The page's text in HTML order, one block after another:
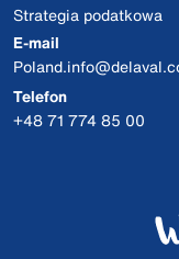
Strategia podatkowa
E-mail
Telefon
+48 71 774 85 00